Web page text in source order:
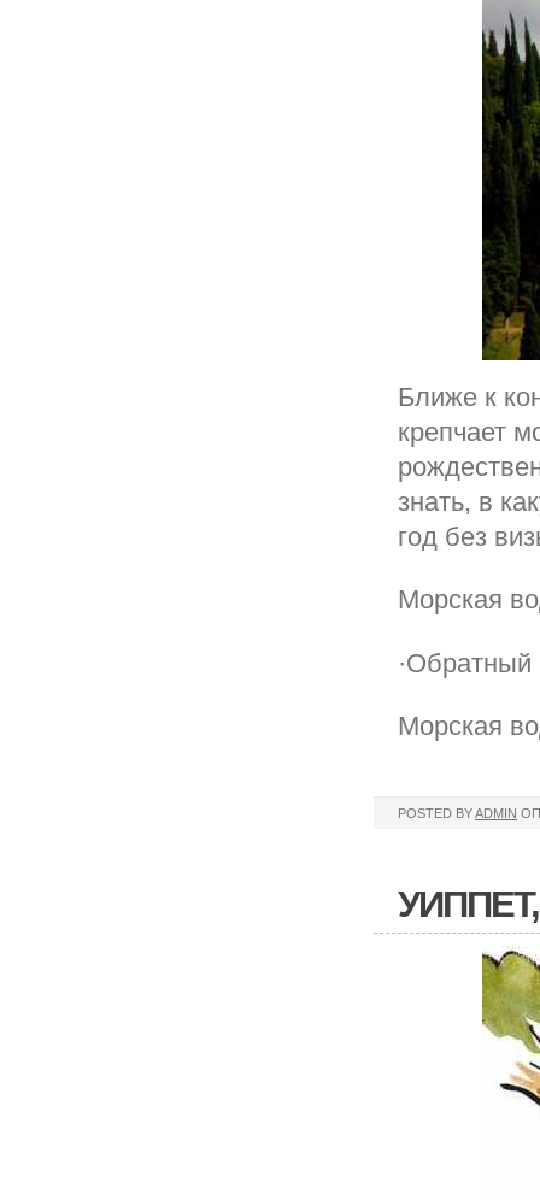
Ближе к
крепчает
знать, в
год без
Морская
·Обратный
Морская
POSTED BYADMIN